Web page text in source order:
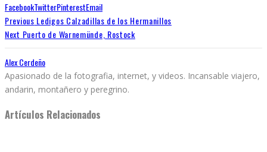
FacebookTwitterPinterestEmail
Previous Ledigos Calzadillas de los Hermanillos
Next Puerto de Warnemünde, Rostock
Alex Cerdeño
Apasionado de la fotografia, internet, y videos. Incansable viajero,
andarin, montañero y peregrino.
Artículos Relacionados